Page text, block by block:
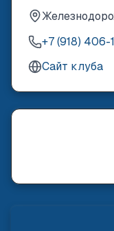
+7 (918) 406-
Сайт клуба